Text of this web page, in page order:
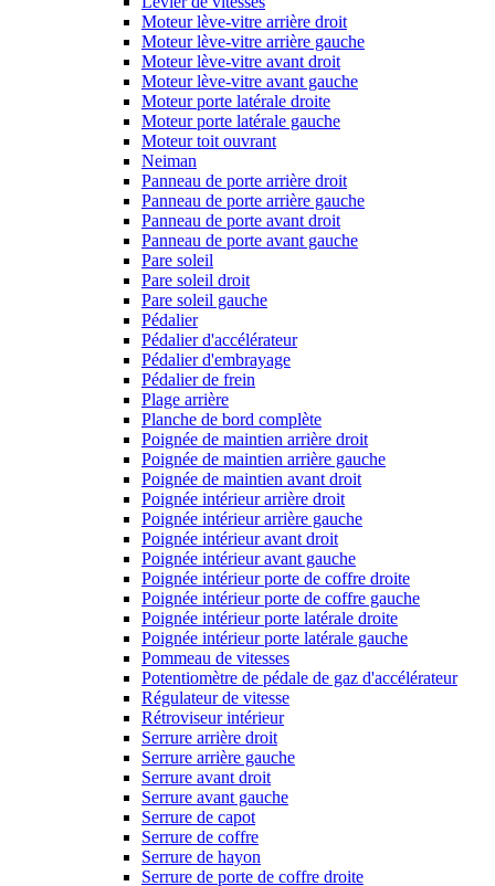
Moteur lève-vitre arrière droit
Moteur lève-vitre arrière gauche
Moteur lève-vitre avant droit
Moteur lève-vitre avant gauche
Moteur porte latérale droite
Moteur porte latérale gauche
Moteur toit ouvrant
Neiman
Panneau de porte arrière droit
Panneau de porte arrière gauche
Panneau de porte avant droit
Panneau de porte avant gauche
Pare soleil
Pare soleil droit
Pare soleil gauche
Pédalier
Pédalier d'accélérateur
Pédalier d'embrayage
Pédalier de frein
Plage arrière
Planche de bord complète
Poignée de maintien arrière droit
Poignée de maintien arrière gauche
Poignée de maintien avant droit
Poignée intérieur arrière droit
Poignée intérieur arrière gauche
Poignée intérieur avant droit
Poignée intérieur avant gauche
Poignée intérieur porte de coffre droite
Poignée intérieur porte de coffre gauche
Poignée intérieur porte latérale droite
Poignée intérieur porte latérale gauche
Pommeau de vitesses
Potentiomètre de pédale de gaz d'accélérateur
Régulateur de vitesse
Rétroviseur intérieur
Serrure arrière droit
Serrure arrière gauche
Serrure avant droit
Serrure avant gauche
Serrure de capot
Serrure de coffre
Serrure de hayon
Serrure de porte de coffre droite